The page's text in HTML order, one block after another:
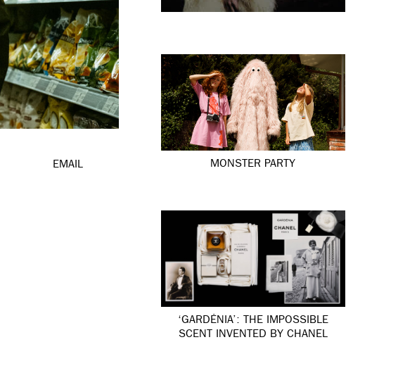
EMAIL MONSTER PARTY
‘GARDÉNIA’: THE IMPOSSIBLE
SCENT INVENTED BY CHANEL